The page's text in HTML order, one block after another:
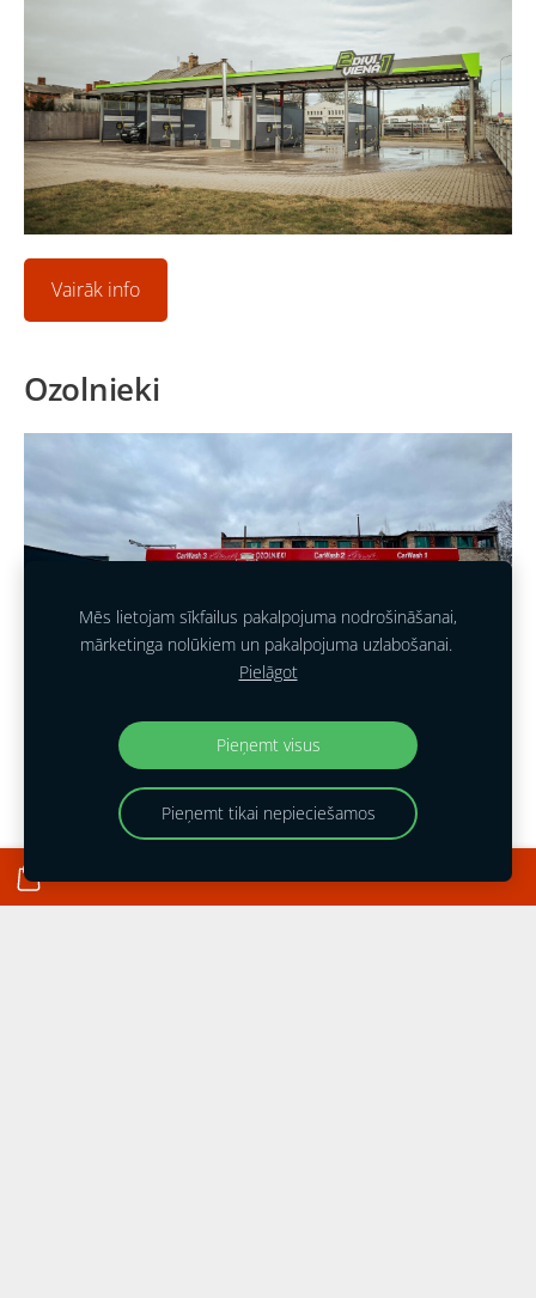
Vairāk info
Ozolnieki
Vairāk info
Mēs lietojam sīkfailus pakalpojuma nodrošināšanai,
mārketinga nolūkiem un pakalpojuma uzlabošanai.
Pielāgot
Pieņemt visus
Pieņemt tikai nepieciešamos